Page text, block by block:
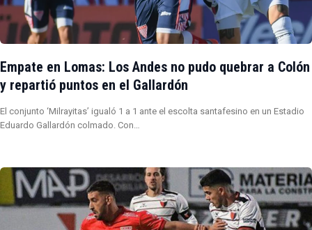
Empate en Lomas: Los Andes no pudo quebrar a Colón
y repartió puntos en el Gallardón
El conjunto ‘Milrayitas’ igualó 1 a 1 ante el escolta santafesino en un Estadio
Eduardo Gallardón colmado. Con…